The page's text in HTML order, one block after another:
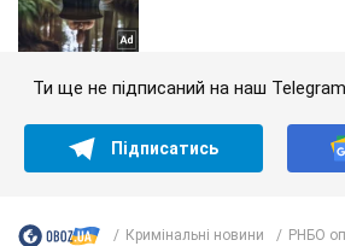
Ти ще не підписаний на наш
Підписатись
Кримінальні новини РНБО